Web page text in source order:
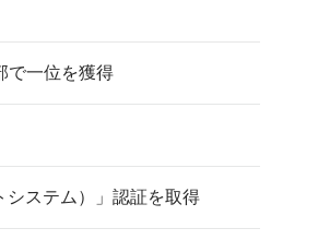
で一位を獲得
システム）」認証を取得